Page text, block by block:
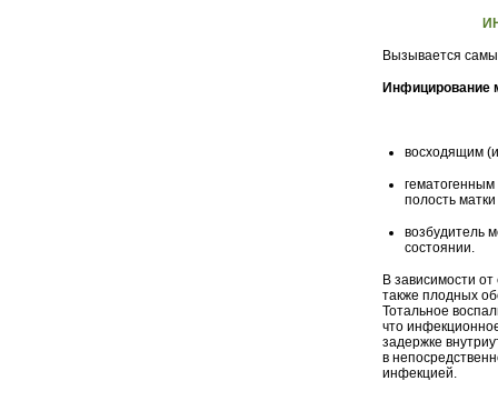
Вызывается
Инфицирование
восходящим
гематогенным
полость
возбудитель
состоянии.
В зависимости
также плодных
Тотальное
что
задержке
в
инфекцией.